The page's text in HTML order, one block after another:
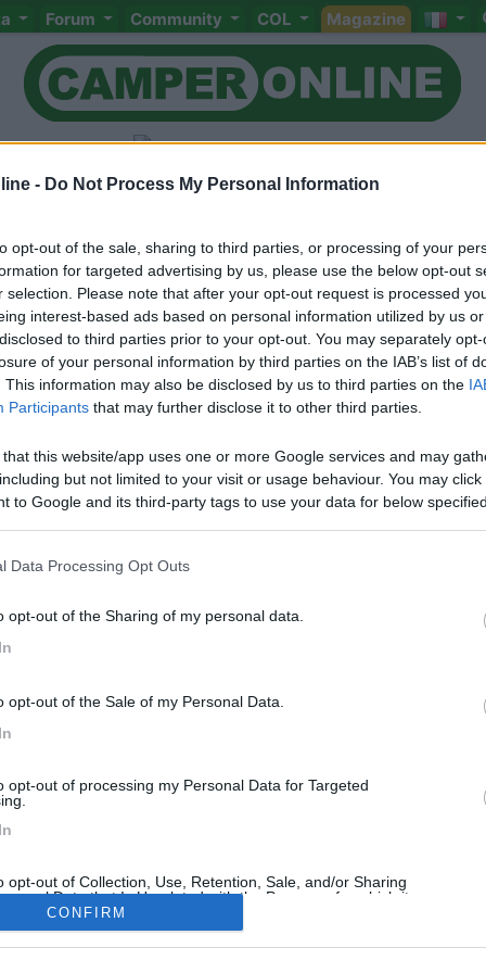
- Do Not Process My Personal Information
opt-out of the sale, sharing to third parties, or processing of your
for targeted advertising by us, please use the below opt-out
selection. Please note that after your opt-out request is processed
interest-based ads based on personal information utilized by us
to third parties prior to your opt-out. You may separately
of your personal information by third parties on the IAB’s list of
This information may also be disclosed by us to third parties on the
Participants that may further disclose it to other third parties.
that this website/app uses one or more Google services and may
but not limited to your visit or usage behaviour. You may
to Google and its third-party tags to use your data for below
Data Processing Opt Outs
opt-out of the Sharing of my personal data.
opt-out of the Sale of my Personal Data.
opt-out of processing my Personal Data for Targeted
opt-out of Collection, Use, Retention, Sale, and/or Sharing
Data that Is Unrelated with the Purposes for which it
CONFIRM
Forum Community COL Magazine
Meccanica Cellula Accessori Eventi Leggi Comportamenti
Attivi
< 1 >
pieghevole 16 pollici, 1 velocità a 99 euro. Cosa ne pensate?
spostamenti(lascio a mio marito le pedalate in Mtb), pensate
Meccanica Cellula Accessori Eventi
tirare giù dal tetto un clima
staccato il clima dal tetto,ma non
previsto un modo per
Ieri alle: 23:19
Info Agosto
Ciao a tutti, è la prima volta che
aleandrea07 Ieri